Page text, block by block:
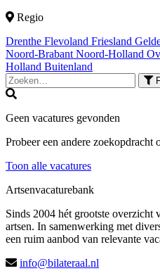
Regio
Drenthe Flevoland Friesland
Noord-Brabant Noord-Holland
Holland Buitenland
Geen vacatures gevonden
Probeer een andere
Toon alle vacatures
Artsenvacaturebank
Sinds 2004 hét grootste overzicht
artsen. In samenwerking met
een ruim aanbod van relevante
info@bilateraal.nl